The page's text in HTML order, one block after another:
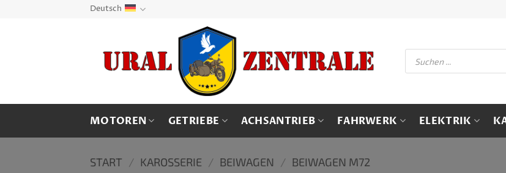
Deutsch
Products
search
MOTOREN GETRIEBE ACHSANTRIEB FAHRWERK ELEKTRIK
START / KAROSSERIE / BEIWAGEN / BEIWAGEN M72